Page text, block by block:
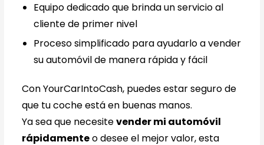
Equipo dedicado que brinda un servicio al
cliente de primer nivel
Proceso simplificado para ayudarlo a vender
su automóvil de manera rápida y fácil
Con YourCarIntoCash, puedes estar seguro de
que tu coche está en buenas manos.
Ya sea que necesitevender mi automóvil
rápidamenteo desee el mejor valor, esta